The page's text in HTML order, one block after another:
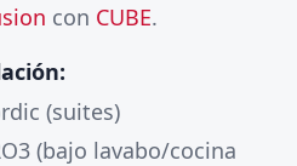
con CUBE.
(suites)
(bajo lavabo/cocina